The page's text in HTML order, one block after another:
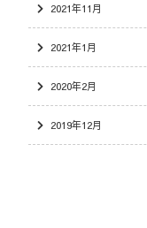
2021年11月
2021年1月
2020年2月
2019年12月